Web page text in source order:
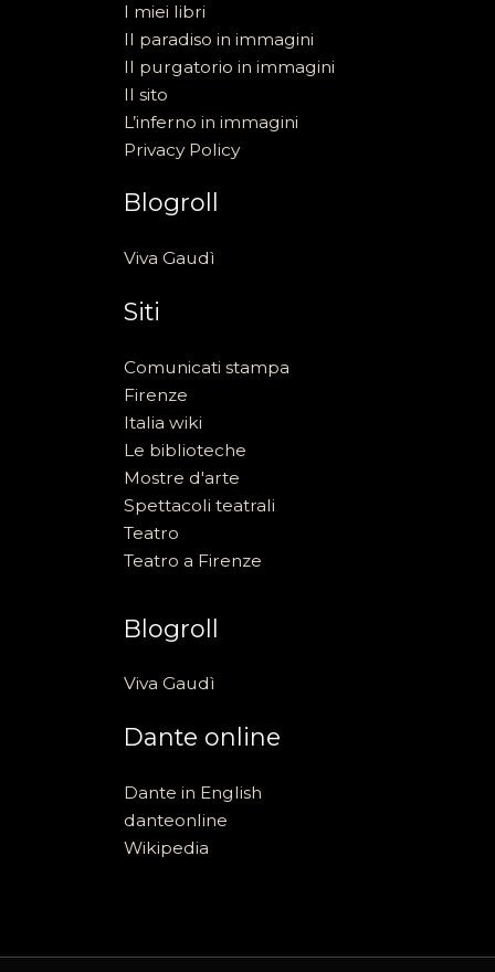
I miei libri
Il paradiso in immagini
Il purgatorio in immagini
Il sito
L’inferno in immagini
Privacy Policy
Blogroll
Viva Gaudì
Siti
Comunicati stampa
Firenze
Italia wiki
Le biblioteche
Mostre d'arte
Spettacoli teatrali
Teatro
Teatro a Firenze
Blogroll
Viva Gaudì
Dante online
Dante in English
danteonline
Wikipedia